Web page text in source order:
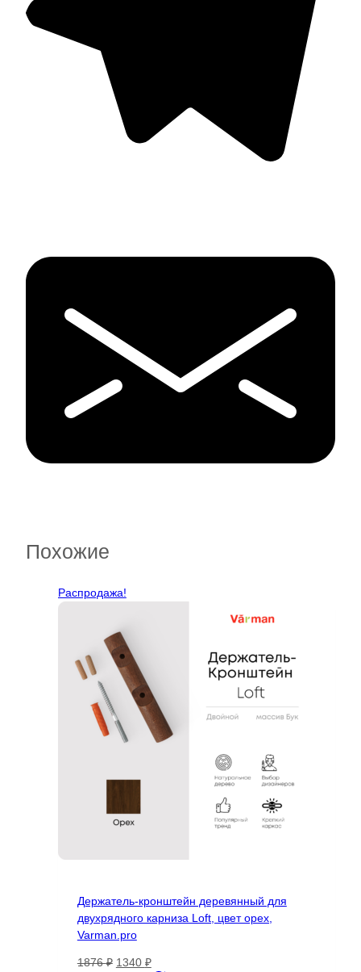
Похожие
Распродажа!
Держатель-кронштейн деревянный для
двухрядного карниза Loft, цвет орех,
Varman.pro
1876₽ Первоначальная
1340 ₽Текущая